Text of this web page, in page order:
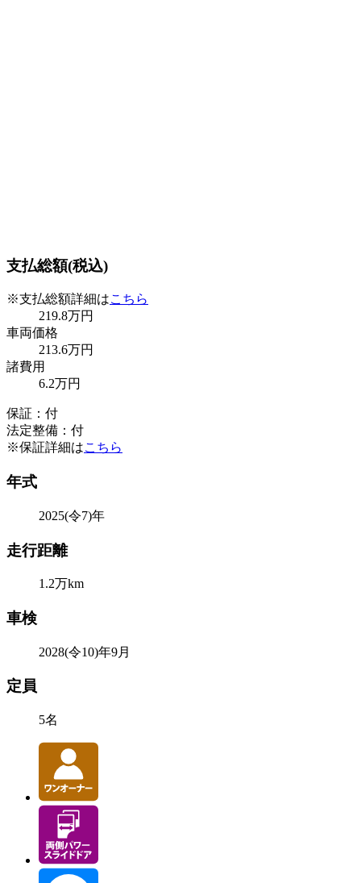
支払総額(税込)
※支払総額詳細はこちら
219.8万円
車両価格
213.6万円
諸費用
6.2万円
保証：付
法定整備：付
※保証詳細はこちら
年式
2025(令7)年
走行距離
1.2万km
車検
2028(令10)年9月
定員
5名